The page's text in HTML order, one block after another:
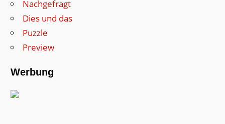
Nachgefragt
Dies und das
Puzzle
Preview
Werbung